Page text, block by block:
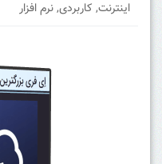
اینترنت, کاربردی,نرم افزار